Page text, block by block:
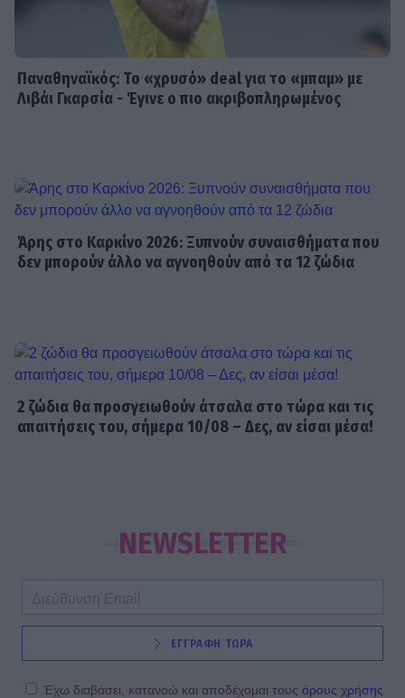
Παναθηναϊκός: Το «χρυσό» deal για το «μπαμ» με
Λιβάι Γκαρσία - Έγινε ο πιο ακριβοπληρωμένος
Άρης στο Καρκίνο 2026: Ξυπνούν συναισθήματα που
δεν μπορούν άλλο να αγνοηθούν από τα 12 ζώδια
2 ζώδια θα προσγειωθούν άτσαλα στο τώρα και τις
απαιτήσεις του, σήμερα 10/08 – Δες, αν είσαι μέσα!
NEWSLETTER
ΕΓΓΡΑΦΗ ΤΩΡΑ
Έχω διαβάσει, κατανοώ και αποδέχομαι τους όρους χρήσης